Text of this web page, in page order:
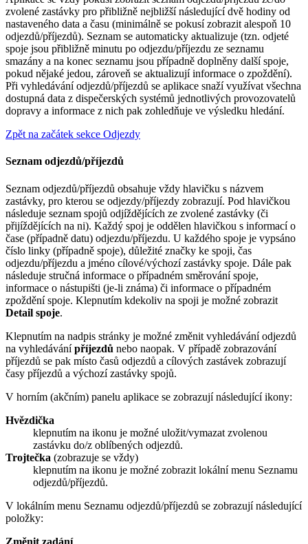
zvolené zastávky pro přibližně nejbližší následující dvě hodiny od
nastaveného data a času (minimálně se pokusí zobrazit alespoň 10
odjezdů/příjezdů). Seznam se automaticky aktualizuje (tzn. odjeté
spoje jsou přibližně minutu po odjezdu/příjezdu ze seznamu
smazány a na konec seznamu jsou případně doplněny další spoje,
pokud nějaké jedou, zároveň se aktualizují informace o zpoždění).
Při vyhledávání odjezdů/příjezdů se aplikace snaží využívat všechna
dostupná data z dispečerských systémů jednotlivých provozovatelů
dopravy a informace z nich pak zohledňuje ve výsledku hledání.
Zpět na začátek sekce Odjezdy
Seznam odjezdů/příjezdů
Seznam odjezdů/příjezdů obsahuje vždy hlavičku s názvem
zastávky, pro kterou se odjezdy/příjezdy zobrazují. Pod hlavičkou
následuje seznam spojů odjíždějících ze zvolené zastávky (či
přijíždějících na ni). Každý spoj je oddělen hlavičkou s informací o
čase (případně datu) odjezdu/příjezdu. U každého spoje je vypsáno
číslo linky (případně spoje), důležité značky ke spoji, čas
odjezdu/příjezdu a jméno cílové/výchozí zastávky spoje. Dále pak
následuje stručná informace o případném směrování spoje,
informace o nástupišti (je-li známa) či informace o případném
zpoždění spoje. Klepnutím kdekoliv na spoji je možné zobrazit
Detail spoje.
Klepnutím na nadpis stránky je možné změnit vyhledávání odjezdů
na vyhledávánípříjezdů nebo naopak. V případě zobrazování
příjezdů se pak místo časů odjezdů a cílových zastávek zobrazují
časy příjezdů a výchozí zastávky spojů.
V horním (akčním) panelu aplikace se zobrazují následující ikony:
Hvězdička
klepnutím na ikonu je možné uložit/vymazat zvolenou
zastávku do/z oblíbených odjezdů.
Trojtečka (zobrazuje se vždy)
klepnutím na ikonu je možné zobrazit lokální menu Seznamu
odjezdů/příjezdů.
V lokálním menu Seznamu odjezdů/příjezdů se zobrazují následující
položky:
Změnit zadání